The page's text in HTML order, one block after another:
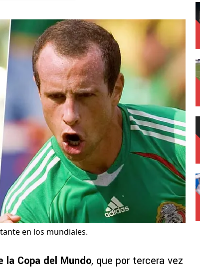
en los mundiales.
la Copa del Mundo, que por tercera vez